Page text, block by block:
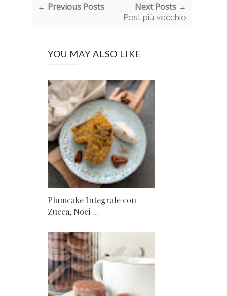
← Previous Posts Next Posts →
Post più vecchio
YOU MAY ALSO LIKE
Plumcake Integrale con
Zucca, Noci ...